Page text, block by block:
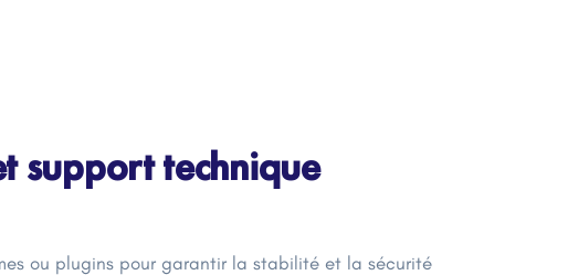
support technique
ou plugins pour garantir la stabilité et la sécurité